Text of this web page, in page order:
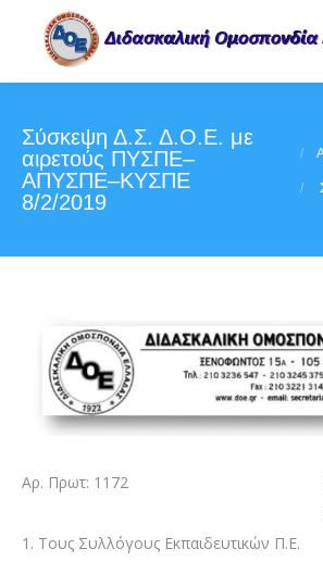
Σύσκεψη Δ.Σ. Δ.Ο.Ε. με
αιρετούς ΠΥΣΠΕ–
ΑΠΥΣΠΕ–ΚΥΣΠΕ
8/2/2019
Αρ. Πρωτ: 1172 Αθήνα
1. Τους Συλλόγους Εκπαιδευτικών Π.Ε.